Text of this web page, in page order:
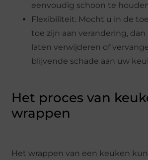
eenvoudig schoon te
Flexibiliteit: Mocht u in de
toe zijn aan verandering,
laten verwijderen of
blijvende schade aan uw
Het proces van
wrappen
Het wrappen van een keuken